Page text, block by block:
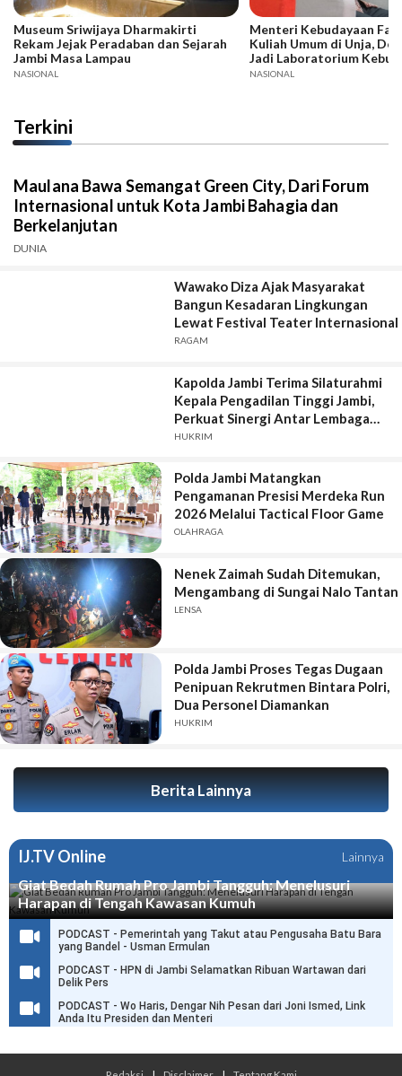
Museum Sriwijaya Dharmakirti
Rekam Jejak Peradaban dan Sejarah
Jambi Masa Lampau
NASIONAL
Menteri Kebudayaan
Kuliah Umum di Unja,
Jadi Laboratorium
NASIONAL
Terkini
Maulana Bawa Semangat Green City, Dari Forum
Internasional untuk Kota Jambi Bahagia dan
Berkelanjutan
DUNIA
Wawako Diza Ajak Masyarakat
Bangun Kesadaran Lingkungan
Lewat Festival Teater Internasional
RAGAM
Kapolda Jambi Terima Silaturahmi
Kepala Pengadilan Tinggi Jambi,
Perkuat Sinergi Antar Lembaga
Penegak Hukum
HUKRIM
Polda Jambi Matangkan
Pengamanan Presisi Merdeka Run
2026 Melalui Tactical Floor Game
OLAHRAGA
Nenek Zaimah Sudah Ditemukan,
Mengambang di Sungai Nalo Tantan
LENSA
Polda Jambi Proses Tegas Dugaan
Penipuan Rekrutmen Bintara Polri,
Dua Personel Diamankan
HUKRIM
Berita Lainnya
IJ.TV Online Lainnya
Giat Bedah Rumah Pro Jambi Tangguh: Menelusuri
Harapan di Tengah Kawasan Kumuh
PODCAST - Pemerintah yang Takut atau Pengusaha Batu Bara
yang Bandel - Usman Ermulan
PODCAST - HPN di Jambi Selamatkan Ribuan Wartawan dari
Delik Pers
PODCAST - Wo Haris, Dengar Nih Pesan dari Joni Ismed, Link
Anda Itu Presiden dan Menteri